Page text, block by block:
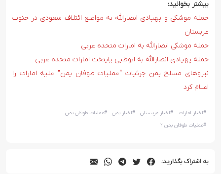
بیشتر بخوانید:
حمله موشکی و پهپادی انصارالله به مواضع ائتلاف سعودی در جنوب
عربستان
حمله موشکی انصارالله به امارات متحده عربی
حمله پهپادی انصارالله به ابوظبی پایتخت امارات متحده عربی
نیروهای مسلح یمن جزئیات “عملیات طوفان یمن” علیه امارات را
اعلام کرد
#اخبار امارات #اخبار عربستان #اخبار یمن #عملیات طوفان یمن
#عملیات طوفان یمن ۲
به اشتراک بگذارید: